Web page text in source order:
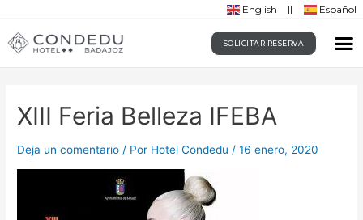
English Español
SOLICITAR RESERVA
XIII Feria Belleza IFEBA
Deja un comentario / Por Hotel Condedu /16 enero, 2020